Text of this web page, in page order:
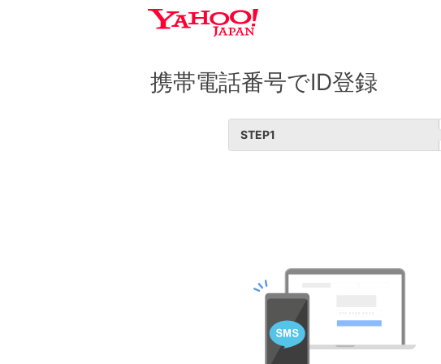
携帯電話番号でID登録
STEP1